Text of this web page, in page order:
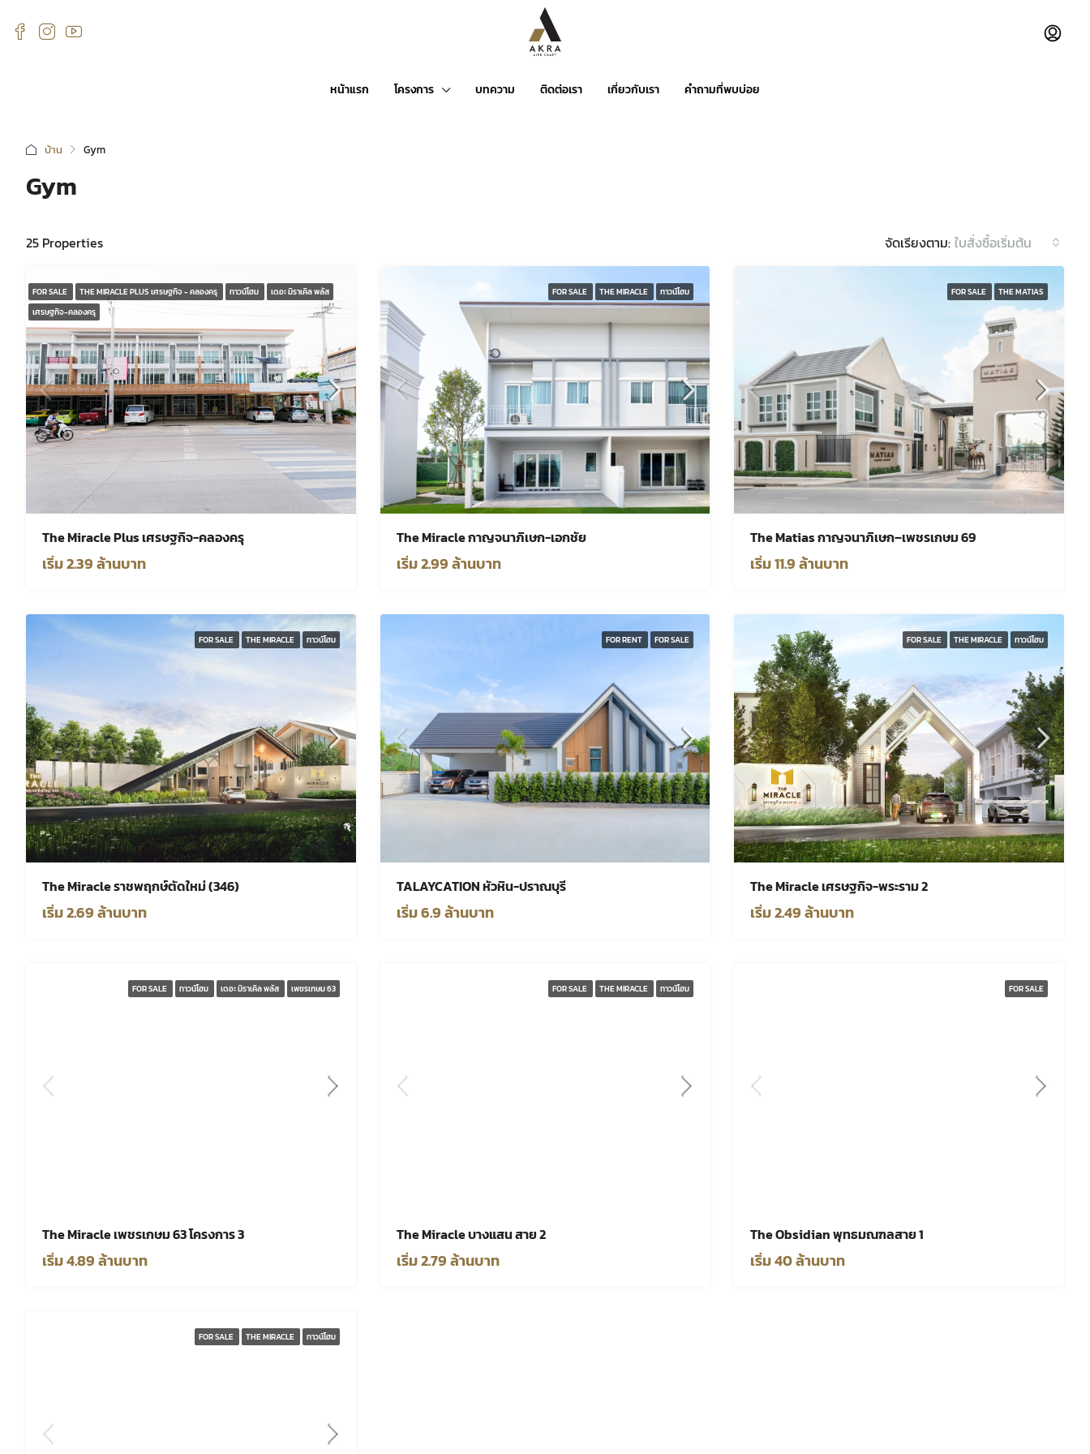
หน้าแรก โครงการ บทความ ติดต่อเรา เกี่ยวกับเรา คำถามที่พบบ่อย
บ้าน Gym
Gym
25 Properties จัดเรียงตาม: ใบสั่งซื้อเริ่มต้น
FOR SALE THE MIRACLE PLUS เศรษฐกิจ - คลองครุ ทาวน์โฮม
เดอะ มิราเคิล พลัส
เศรษฐกิจ-คลองครุ
The Miracle Plus เศรษฐกิจ-คลองครุ
เริ่ม 2.39 ล้านบาท
FOR SALE THE MIRACLE ทาวน์โฮม
The Miracle กาญจนาภิเษก-เอกชัย
เริ่ม 2.99 ล้านบาท
FOR SALE THE MATIAS
The Matias กาญจนาภิเษก–เพชรเกษม 69
เริ่ม 11.9 ล้านบาท
FOR SALE THE MIRACLE ทาวน์โฮม
The Miracle ราชพฤกษ์ตัดใหม่ (346)
เริ่ม 2.69 ล้านบาท
FOR RENT FOR SALE
TALAYCATION หัวหิน-ปราณบุรี
เริ่ม 6.9 ล้านบาท
FOR SALE THE MIRACLE ทาวน์โฮม
The Miracle เศรษฐกิจ-พระราม 2
เริ่ม 2.49 ล้านบาท
FOR SALE ทาวน์โฮม เดอะ มิราเคิล พลัส เพชรเกษม 63
The Miracle เพชรเกษม 63 โครงการ 3
เริ่ม 4.89 ล้านบาท
FOR SALE THE MIRACLE ทาวน์โฮม
The Miracle บางแสน สาย 2
เริ่ม 2.79 ล้านบาท
FOR SALE
The Obsidian พุทธมณฑลสาย 1
เริ่ม 40 ล้านบาท
FOR SALE THE MIRACLE ทาวน์โฮม